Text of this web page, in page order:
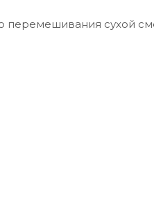
перемешивания сухой